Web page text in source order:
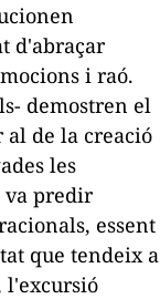
d'abraçar
i raó.
demostren el
al de la creació
les
va predir
essent
que tendeix a
l'excursió